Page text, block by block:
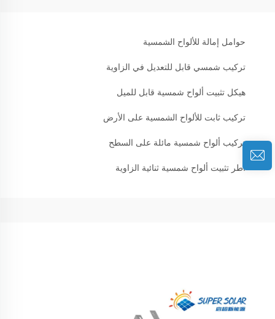
حوامل إمالة للألواح الشمسية
تركيب شمسي قابل للتعديل في الزاوية
هيكل تثبيت ألواح شمسية قابل للميل
تركيب ثابت للألواح الشمسية على الأرض
تركيب ألواح شمسية مائلة على السطح
أطر تثبيت ألواح شمسية ثنائية الزاوية